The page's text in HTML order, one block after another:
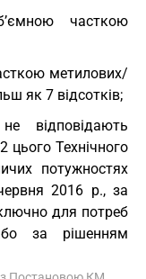
часткою
метилових/
як 7 відсотків;
відповідають
Технічного
потужностях
2016 р., за
для потреб
за рішенням